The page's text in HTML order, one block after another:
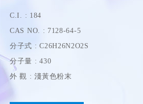
C.I. : 184
CAS NO. : 7128-64-5
分子式 : C26H26N2O2S
分子量 : 430
外 觀 : 淺黃色粉末